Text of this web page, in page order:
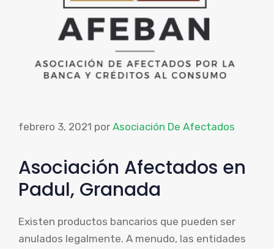
febrero 3, 2021 por Asociación De Afectados
Asociación Afectados en
Padul, Granada
Existen productos bancarios que pueden ser
anulados legalmente. A menudo, las entidades